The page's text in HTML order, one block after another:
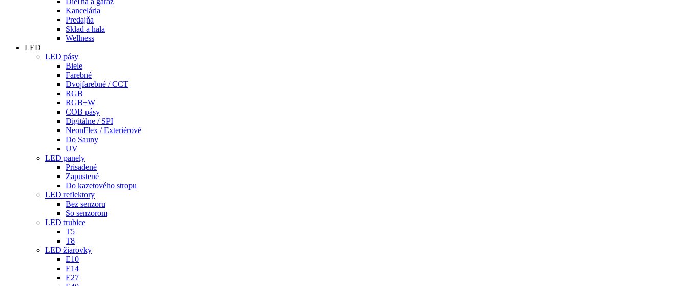
Kancelária
Predajňa
Sklad a hala
Wellness
LED
LED pásy
Biele
Farebné
Dvojfarebné / CCT
RGB
RGB+W
COB pásy
Digitálne / SPI
NeonFlex / Exteriérové
Do Sauny
UV
LED panely
Prisadené
Zapustené
Do kazetového stropu
LED reflektory
Bez senzoru
So senzorom
LED trubice
T5
T8
LED žiarovky
E10
E14
E27